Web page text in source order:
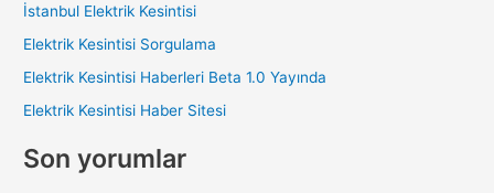
o
r
:
İstanbul Elektrik Kesintisi
Elektrik Kesintisi Sorgulama
Elektrik Kesintisi Haberleri Beta 1.0 Yayında
Elektrik Kesintisi Haber Sitesi
Son yorumlar